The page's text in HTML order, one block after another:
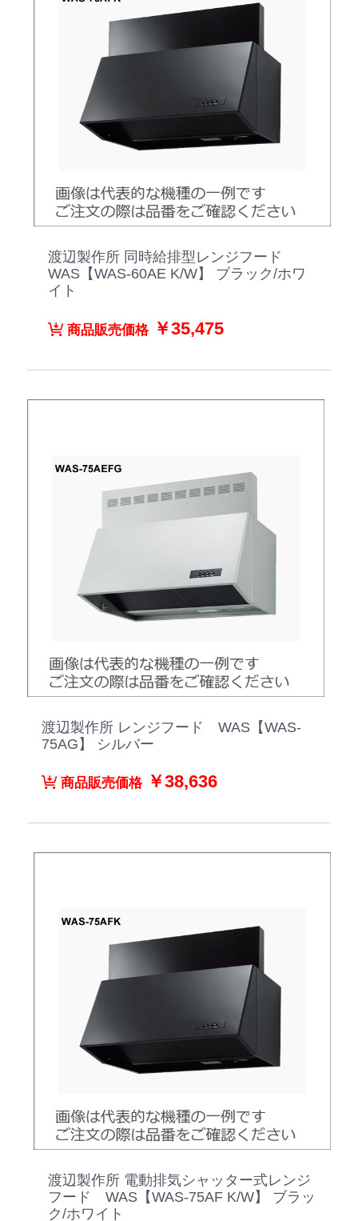
渡辺製作所 同時給排型レンジフード
WAS【WAS-60AE K/W】 ブラック/ホワ
イト
商品販売価格￥35,475
渡辺製作所 レンジフード WAS【WAS-
75AG】 シルバー
商品販売価格￥38,636
渡辺製作所 電動排気シャッター式レンジ
フード WAS【WAS-75AF K/W】 ブラッ
ク/ホワイト